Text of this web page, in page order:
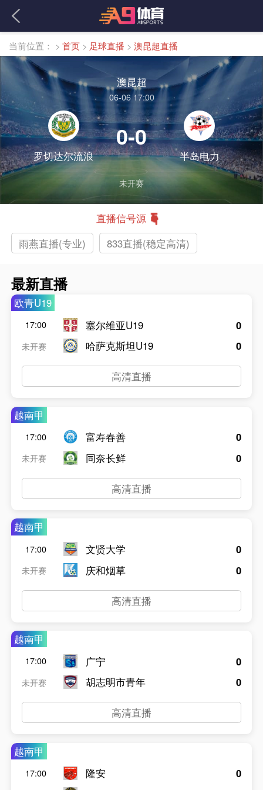
当前位置： > 首页 > 足球直播 > 澳昆超直播
澳昆超
06-06 17:00
罗切达尔流浪
0-0
半岛电力
未开赛
直播信号源
雨燕直播(专业)
833直播(稳定高清)
最新直播
欧青U19
17:00
未开赛
塞尔维亚U19
哈萨克斯坦U19
0
0
高清直播
越南甲
17:00
未开赛
富寿春善
同奈长鲜
0
0
高清直播
越南甲
17:00
未开赛
文贤大学
庆和烟草
0
0
高清直播
越南甲
17:00
未开赛
广宁
胡志明市青年
0
0
高清直播
越南甲
17:00
隆安
0